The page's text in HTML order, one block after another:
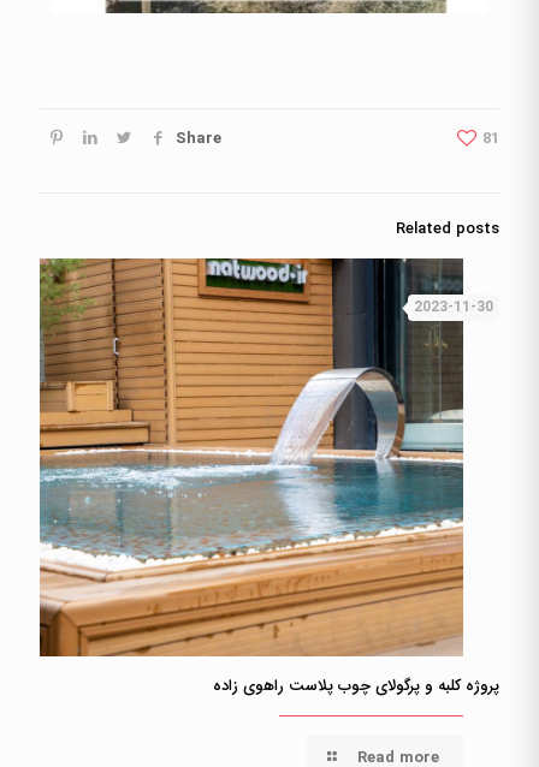
Share 81
Related posts
2023-11-30
پروژه کلبه و پرگولای چوب پلاست راهوی زاده
Read more